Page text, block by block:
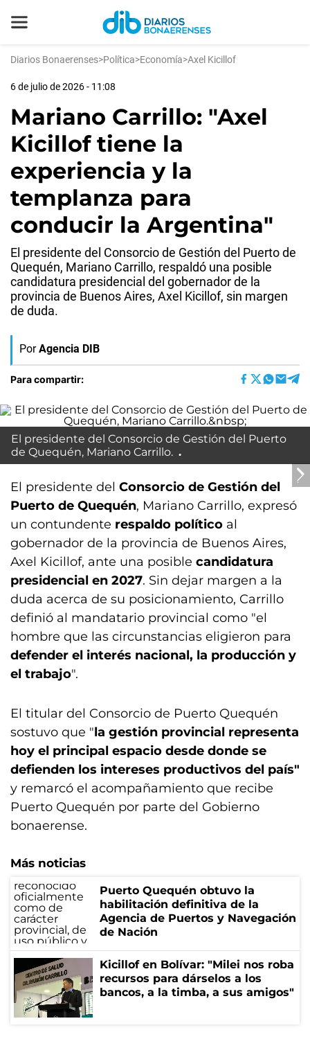
Diarios Bonaerenses>Política>Economía>Axel Kicillof
6 de julio de 2026 - 11:08
Mariano Carrillo: "Axel
Kicillof tiene la
experiencia y la
templanza para
conducir la Argentina"
El presidente del Consorcio de Gestión del Puerto de
Quequén, Mariano Carrillo, respaldó una posible
candidatura presidencial del gobernador de la
provincia de Buenos Aires, Axel Kicillof, sin margen
de duda.
Por Agencia DIB
Para compartir:
El presidente del Consorcio de Gestión del Puerto
de Quequén, Mariano Carrillo.
El presidente del Consorcio de Gestión del
Puerto de Quequén, Mariano Carrillo, expresó
un contundente respaldo político al
gobernador de la provincia de Buenos Aires,
Axel Kicillof, ante una posible candidatura
presidencial en 2027. Sin dejar margen a la
duda acerca de su posicionamiento, Carrillo
definió al mandatario provincial como "el
hombre que las circunstancias eligieron para
defender el interés nacional, la producción y
el trabajo".
El titular del Consorcio de Puerto Quequén
sostuvo que "la gestión provincial representa
hoy el principal espacio desde donde se
defienden los intereses productivos del país"
y remarcó el acompañamiento que recibe
Puerto Quequén por parte del Gobierno
bonaerense.
Más noticias
Puerto Quequén obtuvo la
habilitación definitiva de la
Agencia de Puertos y Navegación
de Nación
Kicillof en Bolívar: "Milei nos roba
recursos para dárselos a los
bancos, a la timba, a sus amigos"